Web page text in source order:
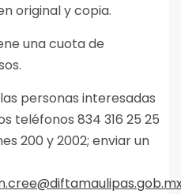
original y copia.
una cuota de
personas interesadas
teléfonos 834 316 25 25
200 y 2002; enviar un